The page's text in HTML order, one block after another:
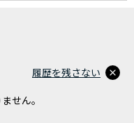
せん。
履歴を残さない